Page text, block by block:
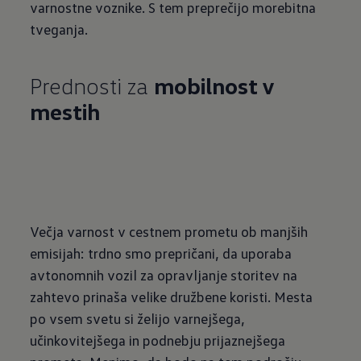
varnostne voznike. S tem preprečijo morebitna
tveganja.
Prednosti za mobilnost v
Večja varnost v cestnem prometu ob manjših
emisijah: trdno smo prepričani, da uporaba
avtonomnih vozil za opravljanje storitev na
zahtevo prinaša velike družbene koristi. Mesta
po vsem svetu si želijo varnejšega,
učinkovitejšega in podnebju prijaznejšega